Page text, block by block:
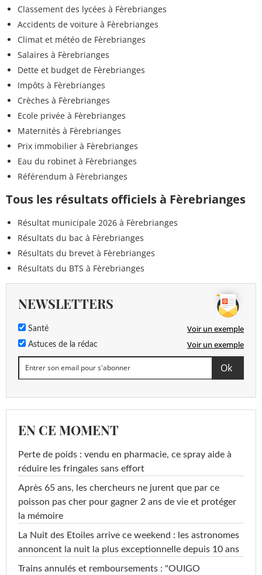
Classement des lycées à Fèrebrianges
Accidents de voiture à Fèrebrianges
Climat et météo de Fèrebrianges
Salaires à Fèrebrianges
Dette et budget de Fèrebrianges
Impôts à Fèrebrianges
Crèches à Fèrebrianges
Ecole privée à Fèrebrianges
Maternités à Fèrebrianges
Prix immobilier à Fèrebrianges
Eau du robinet à Fèrebrianges
Référendum à Fèrebrianges
Tous les résultats officiels à Fèrebrianges
Résultat municipale 2026 à Fèrebrianges
Résultats du bac à Fèrebrianges
Résultats du brevet à Fèrebrianges
Résultats du BTS à Fèrebrianges
NEWSLETTERS
Santé Voir un exemple
Astuces de la rédac Voir un exemple
EN CE MOMENT
Perte de poids : vendu en pharmacie, ce spray aide à
réduire les fringales sans effort
Après 65 ans, les chercheurs ne jurent que par ce
poisson pas cher pour gagner 2 ans de vie et protéger
la mémoire
La Nuit des Etoiles arrive ce weekend : les astronomes
annoncent la nuit la plus exceptionnelle depuis 10 ans
Trains annulés et remboursements : "OUIGO